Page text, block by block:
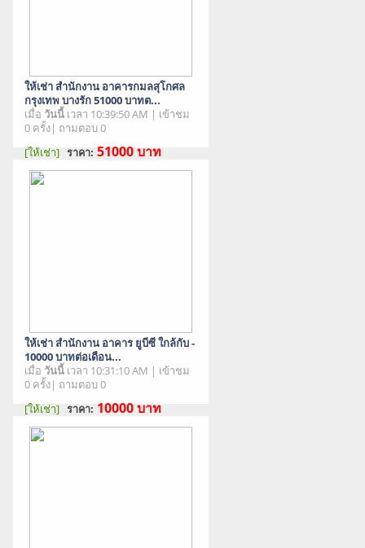
ให้เช่า สำนักงาน อาคารกมลสุโกศล
กรุงเทพ บางรัก 51000 บาทต...
เมื่อ วันนี้เวลา 10:39:50 AM | เข้าชม
0 ครั้ง| ถามตอบ 0
[ให้เช่า] ราคา: 51000บาท
ให้เช่า สำนักงาน อาคาร ยูบีซี ใกล้กับ -
10000 บาทต่อเดือน...
เมื่อ วันนี้เวลา 10:31:10 AM | เข้าชม
0 ครั้ง| ถามตอบ 0
[ให้เช่า] ราคา: 10000บาท